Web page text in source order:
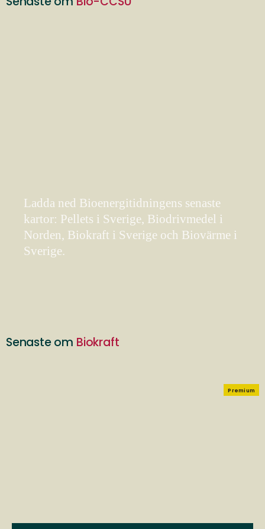
Ladda ned Bioenergitidningens senaste
kartor: Pellets i Sverige, Biodrivmedel i
Norden, Biokraft i Sverige och Biovärme i
Sverige.
Senaste om Biokraft
Premium